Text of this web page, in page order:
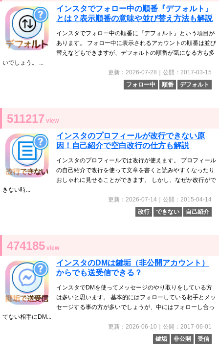
インスタでフォロー中の順番『デフォルト』
とは？表示順番の意味や並び替え方法も解説
インスタでフォロー中の順番に『デフォルト』という項目が
あります。 フォロー中に表示されるアカウントの順番は並び
替えなどもできますが、デフォルトの順番が気になる方も多
いでしょう。 ...
更新：2026-07-28｜公開：2017-03-15
フォロー中
順番 デフォルト
511217 view
インスタのプロフィールが改行できない原
因！自己紹介で空白改行の仕方も解説
インスタのプロフィールでは改行が使えます。 プロフィール
の自己紹介で改行を使って文章を書くと読みやすくなったり
おしゃれに見せることができます。 しかし、なぜか改行がで
きない時...
更新：2026-07-14｜公開：2015-04-14
改行
できない 自己紹介
474185 view
インスタのDMは鍵垢（非公開アカウント）
からでも送受信できる？
インスタでDMを使ってメッセージのやり取りをしている方
は多いと思います。 基本的にはフォローしている相手とメッ
セージする事の方が多いでしょうが、中にはフォローし合っ
てない相手にDM...
更新：2026-06-10｜公開：2017-06-01
鍵垢
非公開 受信